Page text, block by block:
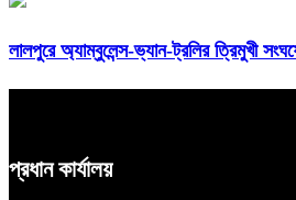
লালপুরে অ্যাম্বুলেন্স-ভ্যান-ট্রলির ত্রিমুখী
প্রধান কার্যালয়